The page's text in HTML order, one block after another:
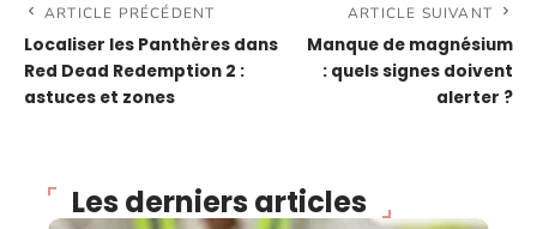
ARTICLE PRÉCÉDENT
Localiser les Panthères dans
Red Dead Redemption 2 :
astuces et zones
ARTICLE SUIVANT
Manque de magnésium
: quels signes doivent
alerter ?
Les derniers articles